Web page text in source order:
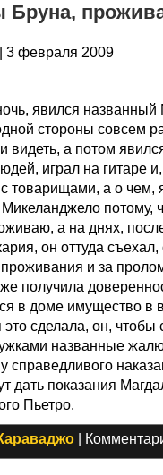
Бруна,
| 3 февраля 2009
явился названный
стороны совсем
видеть, а потом
играл на гитаре
с товарищами, а о
потому,
а на днях,
он оттуда
и за
получила
в доме имущество в
сделала, он, чтобы
названные
справедливого
дать показания
Пьетро.